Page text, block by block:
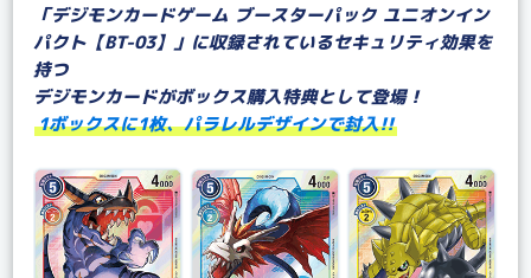
「デジモンカードゲーム ブースターパック ユニオンイン
パクト【BT-03】」に収録されているセキュリティ効果を
持つ
デジモンカードがボックス購入特典として登場！
1ボックスに1枚、パラレルデザインで封入!!